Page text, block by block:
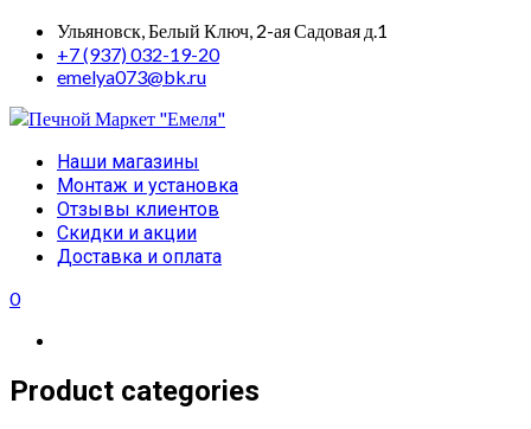
Skip
content
Ульяновск, Белый Ключ, 2-ая Садовая д.1
+7 (937) 032-19-20
emelya073@bk.ru
Primary
Menu
Наши магазины
Монтаж и установка
Отзывы клиентов
Скидки и акции
Доставка и оплата
0
Product categories